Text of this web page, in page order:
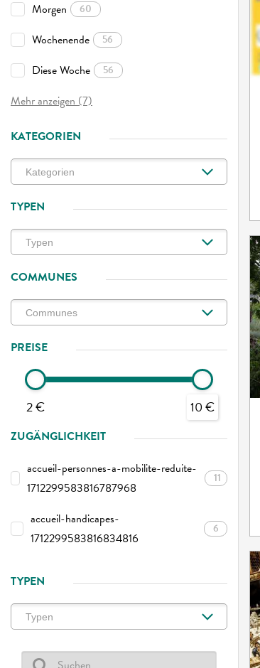
Morgen 60
Wochenende 56
Diese Woche 56
Mehr anzeigen (7)
KATEGORIEN
TYPEN
COMMUNES
PREISE
2 € 10 €
ZUGÄNGLICHKEIT
accueil-personnes-a-mobilite-reduite-
1712299583816787968
11
accueil-handicapes-
1712299583816834816
6
TYPEN